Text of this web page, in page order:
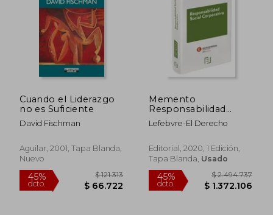
45%
dcto.
$ 184.852
$ 101.668
45%
Cuando el Liderazgo
no es Suficiente
David Fischman
Aguilar, 2001, Tapa Blanda,
Nuevo
Memento
Responsabilidad
Social Corporativa
Lefebvre-El Derecho
Editorial, 2020, 1 Edición,
Tapa Blanda, Usado